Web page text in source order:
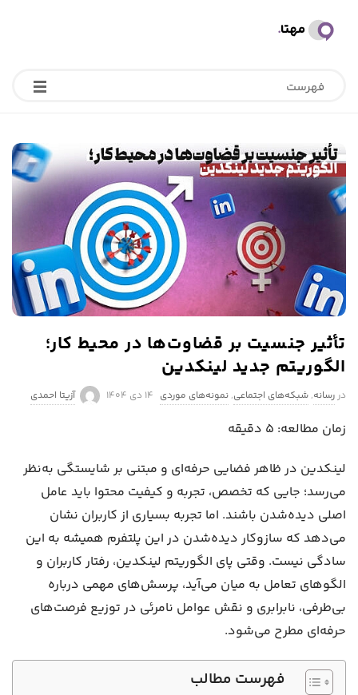
گ
م
ه
ت
ا
فهرست
تأثیر جنسیت بر قضاوت‌ها در محیط کار؛
الگوریتم جدید لینکدین
در رسانه, شبکه‌های اجتماعی, نمونه‌های موردی P
s
h
D
a
t
e
۱۴ دی ۱۴۰۴ آزیتا احمدی
زمان مطالعه: ۵ دقیقه
لینکدین در ظاهر فضایی حرفه‌ای و مبتنی بر شایستگی به‌نظر
می‌رسد؛ جایی که تخصص، تجربه و کیفیت محتوا باید عامل
اصلی دیده‌شدن باشند. اما تجربه بسیاری از کاربران نشان
می‌دهد که سازوکار دیده‌شدن در این پلتفرم همیشه به این
سادگی نیست. وقتی پای الگوریتم لینکدین، رفتار کاربران و
الگوهای تعامل به میان می‌آید، پرسش‌های مهمی درباره
بی‌طرفی، نابرابری و نقش عوامل نامرئی در توزیع فرصت‌های
حرفه‌ای مطرح می‌شود.
فهرست مطالب